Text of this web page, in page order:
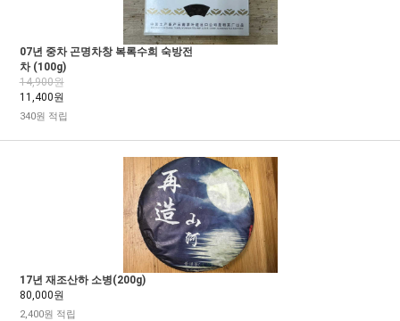
07년 중차 곤명차창 복록수희 숙방전
차 (100g)
14,900원
11,400원
340원 적립
17년 재조산하 소병(200g)
80,000원
2,400원 적립